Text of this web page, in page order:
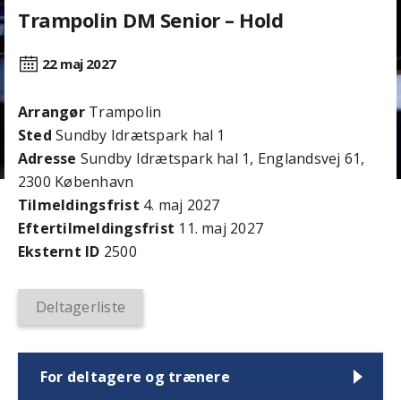
Trampolin DM Senior – Hold
22 maj 2027
ArrangørTrampolin
Sted Sundby Idrætspark hal 1
Adresse Sundby Idrætspark hal 1, Englandsvej 61,
2300 København
Tilmeldingsfrist 4. maj 2027
Efter­tilmeldings­frist 11. maj 2027
Eksternt ID 2500
Deltagerliste
For deltagere og trænere